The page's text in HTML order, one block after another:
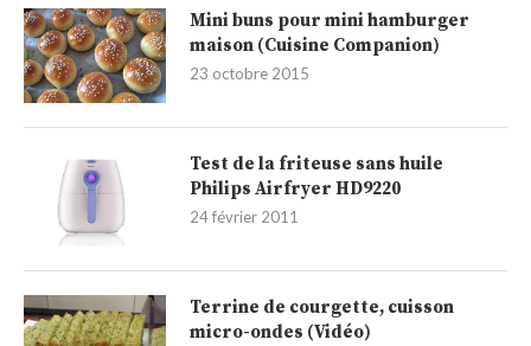
Mini buns pour mini hamburger
maison (Cuisine Companion)
23 octobre 2015
Test de la friteuse sans huile
Philips Airfryer HD9220
24 février 2011
Terrine de courgette, cuisson
micro-ondes (Vidéo)